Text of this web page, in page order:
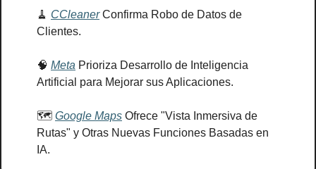
🧹 CCleaner Confirma Robo de Datos de
Clientes.
🧠 Meta Prioriza Desarrollo de Inteligencia
Artificial para Mejorar sus Aplicaciones.
🗺️ Google Maps Ofrece "Vista Inmersiva de
Rutas" y Otras Nuevas Funciones Basadas en
IA.